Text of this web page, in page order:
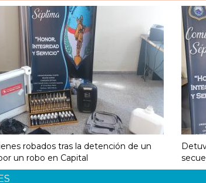
robados tras la detención de un
un robo en Capital